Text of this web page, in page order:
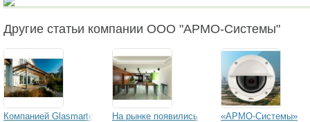
Другие статьи компании ООО "АРМО-Системы"
Компанией Glasmarte
На рынке появились
«АРМО-Системы»